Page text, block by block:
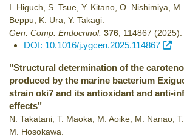
I. Higuch, S. Tsue, Y. Kitano, O. Nishimiya,
Beppu, K. Ura, Y. Takagi.
Gen. Comp. Endocrinol. 376 114867 (2025)
DOI: 10.1016/j.ygcen.2025.114867
"Structural determination of the
produced by the marine bacterium
strain oki7 and its antioxidant and anti-
effects"
N. Takatani, T. Maoka, M. Aoike, M. Nanao,
M. Hosokawa.